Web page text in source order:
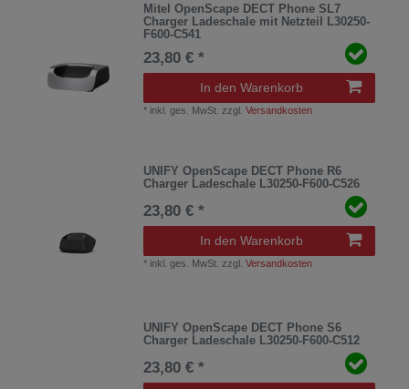
Mitel OpenScape DECT Phone SL7
Charger Ladeschale mit Netzteil L30250-
F600-C541
23,80 € *
In den Warenkorb
* inkl. ges. MwSt. zzgl.Versandkosten
UNIFY OpenScape DECT Phone R6
Charger Ladeschale L30250-F600-C526
23,80 € *
In den Warenkorb
* inkl. ges. MwSt. zzgl.Versandkosten
UNIFY OpenScape DECT Phone S6
Charger Ladeschale L30250-F600-C512
23,80 € *